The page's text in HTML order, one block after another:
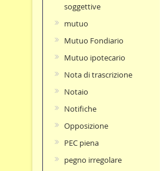
soggettive
mutuo
Mutuo Fondiario
Mutuo ipotecario
Nota di trascrizione
Notaio
Notifiche
Opposizione
PEC piena
pegno irregolare